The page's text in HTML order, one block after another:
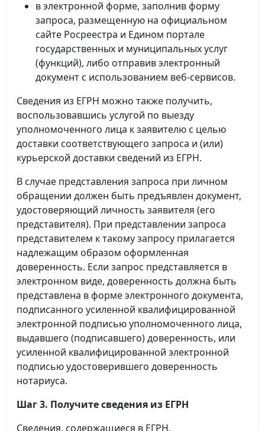
в электронной форме, заполнив форму
запроса, размещенную на официальном
сайте Росреестра и Едином портале
государственных и муниципальных услуг
(функций), либо отправив электронный
документ с использованием веб-сервисов.
Сведения из ЕГРН можно также получить,
воспользовавшись услугой по выезду
уполномоченного лица к заявителю с целью
доставки соответствующего запроса и (или)
курьерской доставки сведений из ЕГРН.
В случае представления запроса при личном
обращении должен быть предъявлен документ,
удостоверяющий личность заявителя (его
представителя). При представлении запроса
представителем к такому запросу прилагается
надлежащим образом оформленная
доверенность. Если запрос представляется в
электронном виде, доверенность должна быть
представлена в форме электронного документа,
подписанного усиленной квалифицированной
электронной подписью уполномоченного лица,
выдавшего (подписавшего) доверенность, или
усиленной квалифицированной электронной
подписью удостоверившего доверенность
нотариуса.
Шаг 3. Получите сведения из ЕГРН
Сведения, содержащиеся в ЕГРН,